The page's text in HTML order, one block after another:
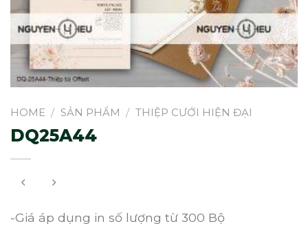
HOME / SẢN PHẨM / THIỆP CƯỚI HIỆN ĐẠI
DQ25A44
-Giá áp dụng in số lượng từ 300 Bộ